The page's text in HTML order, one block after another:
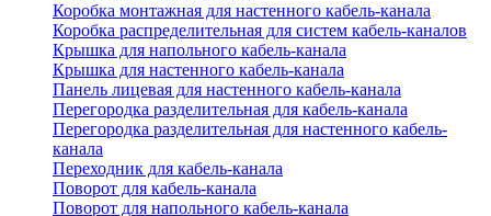
Коробка монтажная для настенного кабель-канала
Коробка распределительная для систем кабель-каналов
Крышка для напольного кабель-канала
Крышка для настенного кабель-канала
Панель лицевая для настенного кабель-канала
Перегородка разделительная для кабель-канала
Перегородка разделительная для настенного кабель-
канала
Переходник для кабель-канала
Поворот для кабель-канала
Поворот для напольного кабель-канала